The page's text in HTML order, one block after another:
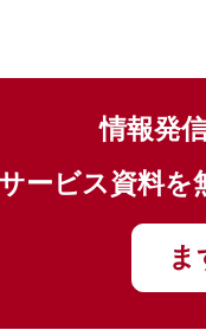
情報発
ービス資料
ま